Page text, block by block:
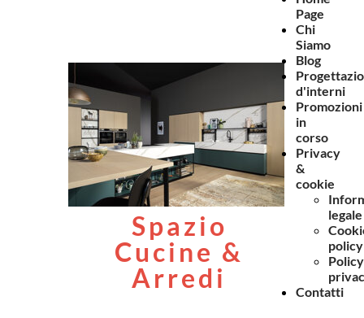
Spazio
Cucine &
Arredi
Page
Chi
Siamo
Blog
d'interni
Promozioni
in
corso
Privacy
&
cookie
legale
policy
Policy
Contatti